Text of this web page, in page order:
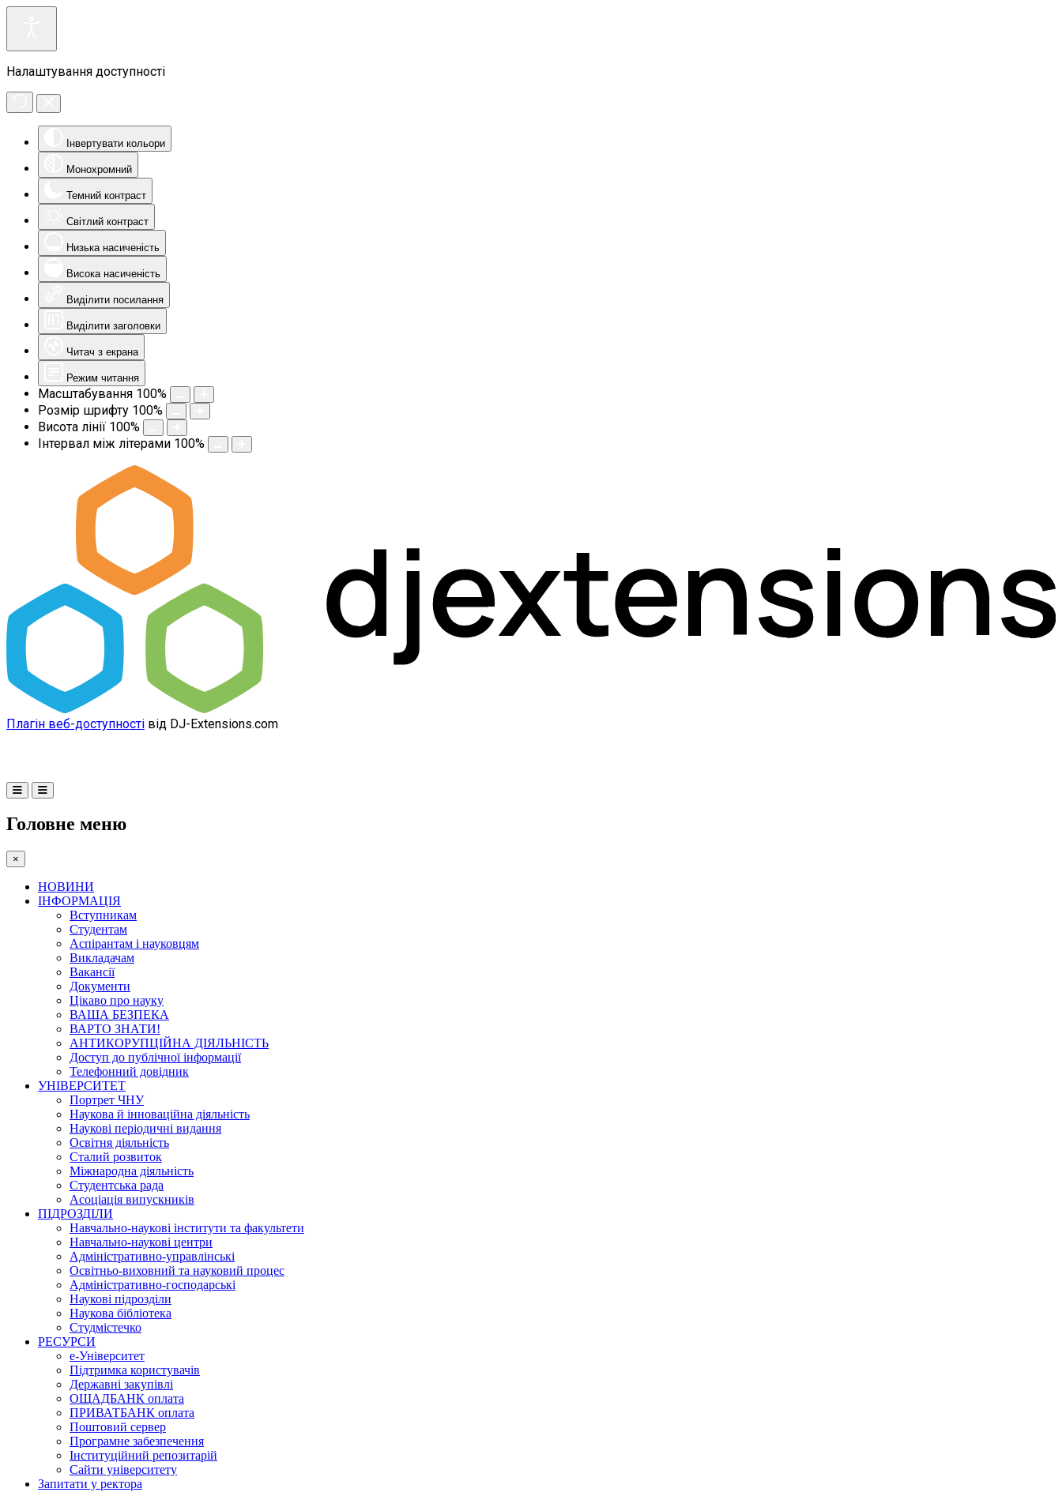
Налаштування доступності
Інвертувати кольори
Монохромний
Темний контраст
Світлий контраст
Низька насиченість
Висока насиченість
Виділити посилання
Виділити заголовки
Читач з екрана
Режим читання
Масштабування 100%
Розмір шрифту 100%
Висота лінії 100%
Інтервал між літерами 100%
Плагін веб-доступності від DJ-Extensions.com
Головне меню
×
НОВИНИ
ІНФОРМАЦІЯ
Вступникам
Студентам
Аспірантам і науковцям
Викладачам
Вакансії
Документи
Цікаво про науку
ВАША БЕЗПЕКА
ВАРТО ЗНАТИ!
АНТИКОРУПЦІЙНА ДІЯЛЬНІСТЬ
Доступ до публічної інформації
Телефонний довідник
УНІВЕРСИТЕТ
Портрет ЧНУ
Наукова й інноваційна діяльність
Наукові періодичні видання
Освітня діяльність
Сталий розвиток
Міжнародна діяльність
Студентська рада
Асоціація випускників
ПІДРОЗДІЛИ
Навчально-наукові інститути та факультети
Навчально-наукові центри
Адміністративно-управлінські
Освітньо-виховний та науковий процес
Адміністративно-господарські
Наукові підрозділи
Наукова бібліотека
Студмістечко
РЕСУРСИ
е-Університет
Підтримка користувачів
Державні закупівлі
ОЩАДБАНК оплата
ПРИВАТБАНК оплата
Поштовий сервер
Програмне забезпечення
Інституційний репозитарій
Сайти університету
Запитати у ректора